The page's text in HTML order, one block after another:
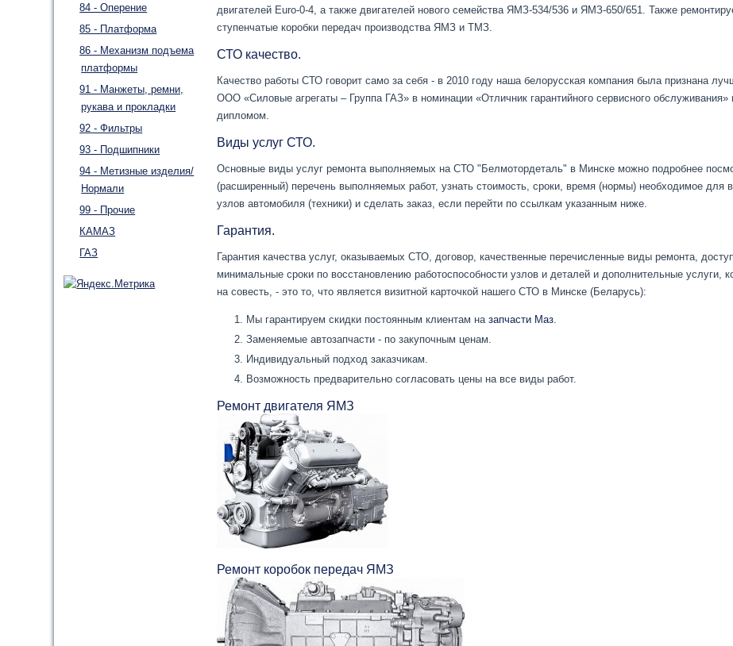
84 - Оперение
85 - Платформа
86 - Механизм подъема
платформы
91 - Манжеты, ремни,
рукава и прокладки
92 - Фильтры
93 - Подшипники
94 - Метизные изделия/
Нормали
99 - Прочие
КАМАЗ
ГАЗ
двигателей Euro-0-4, а также двигателей нового семейства ЯМЗ-534/536 и ЯМЗ-650/651. Также
ступенчатые коробки передач производства ЯМЗ и ТМЗ.
СТО качество.
Качество работы СТО говорит само за себя - в 2010 году наша белорусская компания была признана
ООО «Силовые агрегаты – Группа ГАЗ» в номинации «Отличник гарантийного сервисного
дипломом.
Виды услуг СТО.
Основные виды услуг ремонта выполняемых на СТО "Белмотордеталь" в Минске можно подробнее
(расширенный) перечень выполняемых работ, узнать стоимость, сроки, время (нормы) необходимое для
узлов автомобиля (техники) и сделать заказ, если перейти по ссылкам указанным ниже.
Гарантия.
Гарантия качества услуг, оказываемых СТО, договор, качественные перечисленные виды ремонта,
минимальные сроки по восстановлению работоспособности узлов и деталей и дополнительные услуги,
на совесть, - это то, что является визитной карточкой нашего СТО в Минске (Беларусь):
Мы гарантируем скидки постоянным клиентам назапчасти Маз.
Заменяемые автозапчасти - по закупочным ценам.
Индивидуальный подход заказчикам.
Возможность предварительно согласовать цены на все виды работ.
Ремонт двигателя ЯМЗ
Ремонт коробок передач ЯМЗ